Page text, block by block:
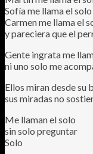
Sofía me llama el solo
Carmen me llama el
y pareciera que el
Gente ingrata me
ni uno solo me
Ellos miran desde su
sus miradas no
Me llaman el solo
sin solo preguntar
Solo